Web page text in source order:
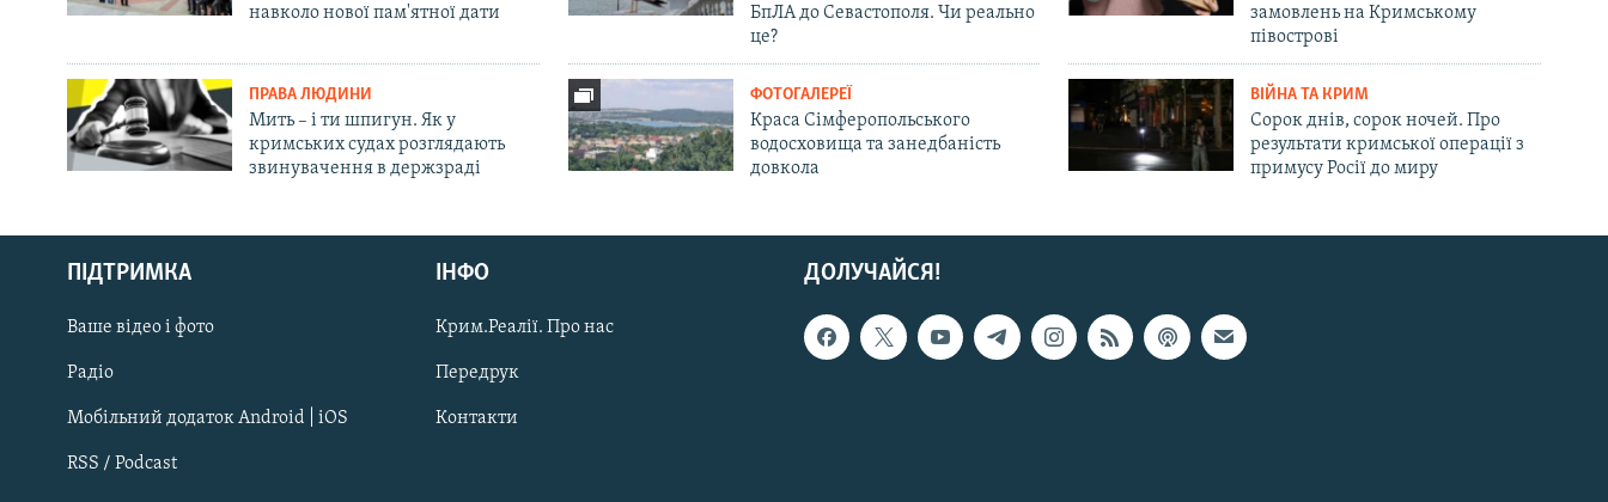
Русский
Qırımtatar
ДОЛУЧАЙСЯ!
навколо нової пам'ятної дати
БпЛА до Севастополя. Чи реально
це?
замовлень на Кримському
півострові
ПРАВА ЛЮДИНИ
Мить – і ти шпигун. Як у
кримських судах розглядають
звинувачення в держзраді
ФОТОГАЛЕРЕЇ
Краса Сімферопольського
водосховища та занедбаність
довкола
ВІЙНА ТА КРИМ
Сорок днів, сорок ночей. Про
результати кримської операції з
примусу Росії до миру
ДОЛУЧАЙСЯ!
ПІДТРИМКА
Ваше відео і фото
Радіо
Мобільний додаток Android | iOS
RSS / Podcast
ІНФО
Крим.Реалії. Про нас
Передрук
Контакти